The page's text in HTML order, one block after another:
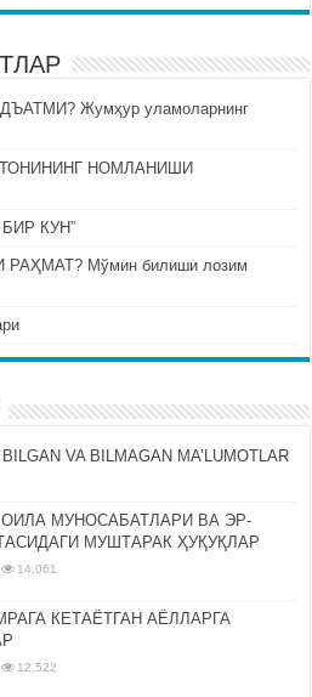
Жумҳур уламоларнинг
НОМЛАНИШИ
КУН”
Мўмин билиши лозим
VA BILMAGAN MA’LUMOTLAR
МУНОСАБАТЛАРИ ВА ЭР-
МУШТАРАК ҲУҚУҚЛАР
14,061
КЕТАЁТГАН АЁЛЛАРГА
12,522